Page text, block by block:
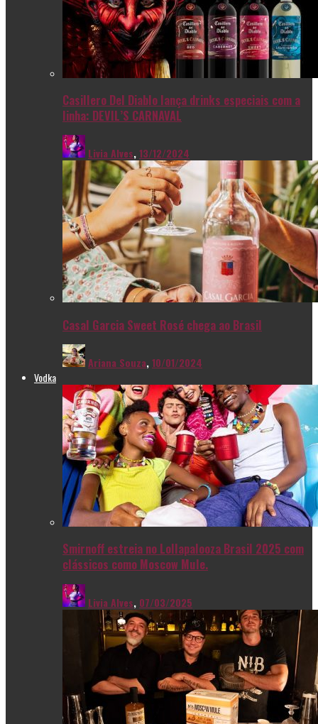
Casillero Del Diablo lança drinks especiais com a
linha: DEVIL’S CARNAVAL
Livia Alves,13/12/2024
Casal Garcia Sweet Rosé chega ao Brasil
Ariana Souza,10/01/2024
Vodka
Smirnoff estreia no Lollapalooza Brasil 2025 com
clássicos como Moscow Mule.
Livia Alves, 07/03/2025